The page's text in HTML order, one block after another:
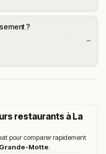
?
—
restaurants à La
pour comparer rapidement
Motte.